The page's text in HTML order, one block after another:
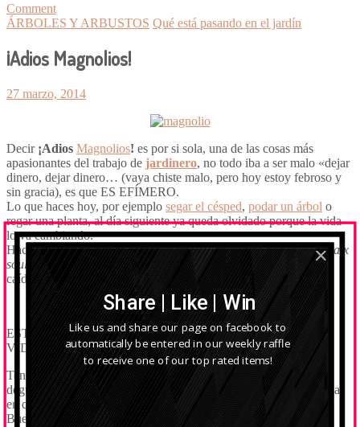
Comment
ÁRBOLES Y ARBUSTOS Qué está pasando en el jardín
¡Adios Magnolios!
27 marzo, 2014
Decir ¡Adios Magnolios! es por si sola, una de las cosas más
apasionantes del trabajo de jardinero, no todo iba a ser malo «dejar
dinero, dejar dinero… (vaya chiste malo, pero hoy estoy febroso y
sin gracia), es que ES EFÍMERO.
Lo que haces hoy, por ejemplo segar el césped, podar un árbol o
regar una planta, al día siguiente ya queda olvidado porque la vida
lo va cambiando.
Hace tan sólo un par de semanas estemagnoliode flor (Magnolia x
soulangeana ) era una promesa, y hoy es un montón de pétalos
caídos y amontonados con el rastrillo para echarlos al compost.
ESTO ES TAN BELLO QUE MATA!!! Y ES NUESTRA
VIDA!!!
Tenemos tanta suerte de serjardineros que cada día debemos
degustar esa sensación de lo efímero que nos permite nunca pensar
en que la obra está acabada.
Buen y efímero fin de semana, sureños y norteños.
Share | Like | Win
Like us and share our page on facebook to
automatically be entered in our weekly raffle
to receive one of our top rated items!